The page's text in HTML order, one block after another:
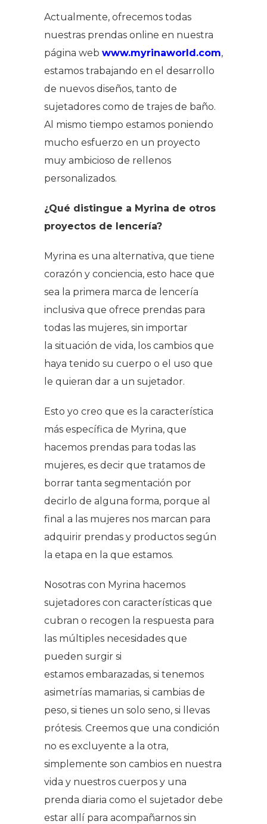
Actualmente, ofrecemos todas
nuestras prendas online en nuestra
página web www.myrinaworld.com,
estamos trabajando en el desarrollo
de nuevos diseños, tanto de
sujetadores como de trajes de baño.
Al mismo tiempo estamos poniendo
mucho esfuerzo en un proyecto
muy ambicioso de rellenos
personalizados.
¿Qué distingue a Myrina de otros
proyectos de lencería?
Myrina es una alternativa, que tiene
corazón y conciencia, esto hace que
sea la primera marca de lencería
inclusiva que ofrece prendas para
todas las mujeres, sin importar
la situación de vida, los cambios que
haya tenido su cuerpo o el uso que
le quieran dar a un sujetador.
Esto yo creo que es la característica
más específica de Myrina, que
hacemos prendas para todas las
mujeres, es decir que tratamos de
borrar tanta segmentación por
decirlo de alguna forma, porque al
final a las mujeres nos marcan para
adquirir prendas y productos según
la etapa en la que estamos.
Nosotras con Myrina hacemos
sujetadores con características que
cubran o recogen la respuesta para
las múltiples necesidades que
pueden surgir si
estamos embarazadas, si tenemos
asimetrías mamarias, si cambias de
peso, si tienes un solo seno, si llevas
prótesis. Creemos que una condición
no es excluyente a la otra,
simplemente son cambios en nuestra
vida y nuestros cuerpos y una
prenda diaria como el sujetador debe
estar allí para acompañarnos sin